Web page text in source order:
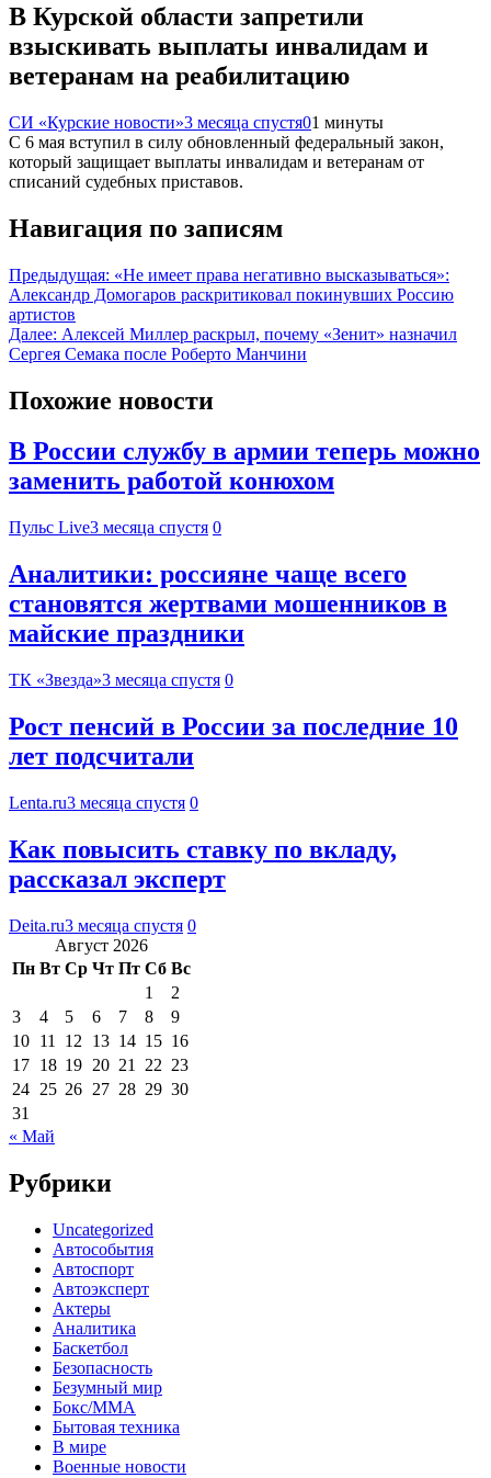
В Курской области запретили
взыскивать выплаты инвалидам и
ветеранам на реабилитацию
СИ «Курские новости»3 месяца спустя01 минуты
С 6 мая вступил в силу обновленный федеральный закон,
который защищает выплаты инвалидам и ветеранам от
списаний судебных приставов.
Навигация по записям
Предыдущая: «Не имеет права негативно высказываться»:
Александр Домогаров раскритиковал покинувших Россию
артистов
Далее: Алексей Миллер раскрыл, почему «Зенит» назначил
Сергея Семака после Роберто Манчини
Похожие новости
В России службу в армии теперь можно
заменить работой конюхом
Пульс Live3 месяца спустя 0
Аналитики: россияне чаще всего
становятся жертвами мошенников в
майские праздники
ТК «Звезда»3 месяца спустя 0
Рост пенсий в России за последние 10
лет подсчитали
Lenta.ru3 месяца спустя 0
Как повысить ставку по вкладу,
рассказал эксперт
Deita.ru3 месяца спустя 0
Август 2026
Пн Вт Ср Чт Пт Сб Вс
1
2
3
4 5 6 7 8
9
10 11 12 13 14 15 16
17 18 19 20 21 22 23
24 25 26 27 28 29 30
31
« Май
Рубрики
Uncategorized
Автособытия
Автоспорт
Автоэксперт
Актеры
Аналитика
Баскетбол
Безопасность
Безумный мир
Бокс/MMA
Бытовая техника
В мире
Военные новости